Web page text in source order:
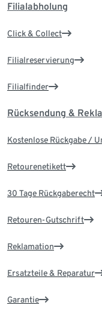
Filialabholung
Click & Collect
Filialreservierung
Filialfinder
Rücksendung &
Kostenlose Rückgabe /
Retourenetikett
30 Tage Rückgaberecht
Retouren-Gutschrift
Reklamation
Ersatzteile & Reparatur
Garantie